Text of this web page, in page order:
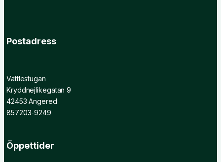
Postadress
Vättlestugan
Kryddnejlikegatan 9
42453 Angered
857203-9249
Öppettider